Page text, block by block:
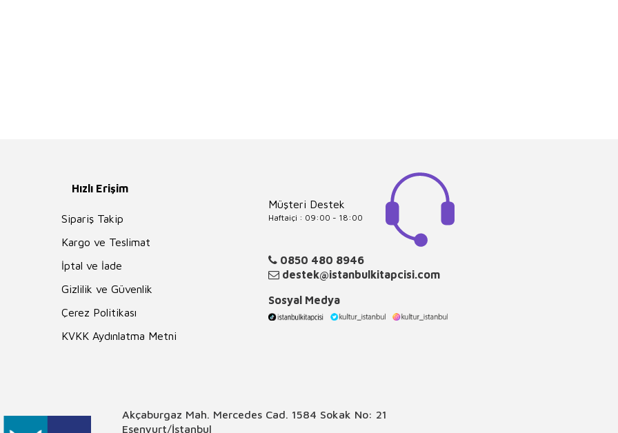
Hızlı Erişim
Sipariş Takip
Kargo ve Teslimat
İptal ve İade
Gizlilik ve Güvenlik
Çerez Politikası
KVKK Aydınlatma Metni
Müşteri Destek
Haftaiçi : 09:00 - 18:00
0850 480 8946
destek@istanbulkitapcisi.com
Sosyal Medya
Akçaburgaz Mah. Mercedes Cad. 1584 Sokak No: 21
Esenyurt/İstanbul